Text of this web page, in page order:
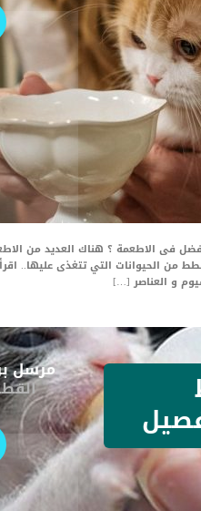
فى الاطعمة ؟ هناك العديد من
من الحيوانات التي تتغذى عليها..
و العناصر […]
مرسل